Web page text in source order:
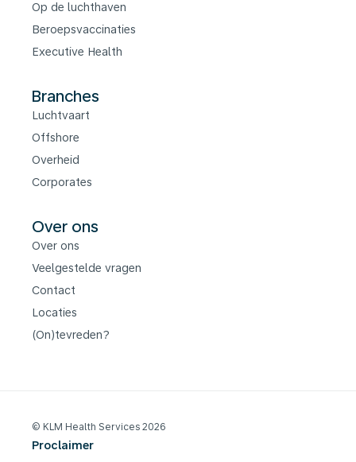
Op de luchthaven
Beroepsvaccinaties
Executive Health
Branches
Luchtvaart
Offshore
Overheid
Corporates
Over ons
Over ons
Veelgestelde vragen
Contact
Locaties
(On)tevreden?
© KLM Health Services 2026
Proclaimer